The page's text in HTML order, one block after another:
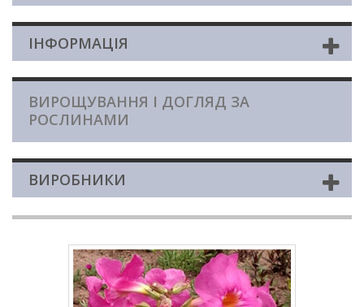
ІНФОРМАЦІЯ
ВИРОЩУВАННЯ І ДОГЛЯД ЗА
РОСЛИНАМИ
ВИРОБНИКИ